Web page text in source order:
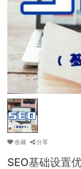
收藏 分享
SEO基础设置